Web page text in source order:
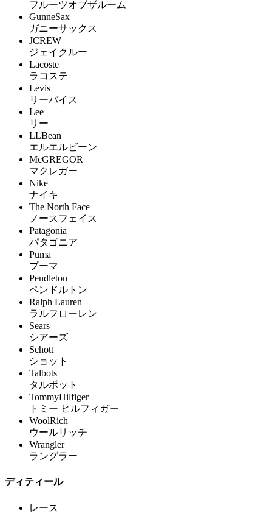
フルーツオブザルーム
GunneSax
ガニーサックス
JCREW
ジェイクルー
Lacoste
ラコステ
Levis
リーバイス
Lee
リー
LLBean
エルエルビーン
McGREGOR
マクレガー
Nike
ナイキ
The North Face
ノースフェイス
Patagonia
パタゴニア
Puma
プーマ
Pendleton
ペンドルトン
Ralph Lauren
ラルフローレン
Sears
シアーズ
Schott
ショット
Talbots
タルボット
TommyHilfiger
トミー ヒルフィガー
WoolRich
ウールリッチ
Wrangler
ラングラー
ディティール
レース